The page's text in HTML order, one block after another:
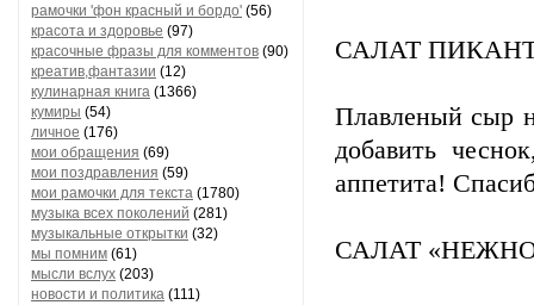
рамочки 'фон красный и бордо' (56)
красота и здоровье (97)
красочные фразы для комментов (90)
креатив,фантазии (12)
кулинарная книга (1366)
кумиры (54)
личное (176)
мои обращения (69)
мои поздравления (59)
мои рамочки для текста (1780)
музыка всех поколений (281)
музыкальные открытки (32)
мы помним (61)
мысли вслух (203)
новости и политика (111)
САЛАТ
Плавленый сыр
добавить
аппетита!
САЛАТ